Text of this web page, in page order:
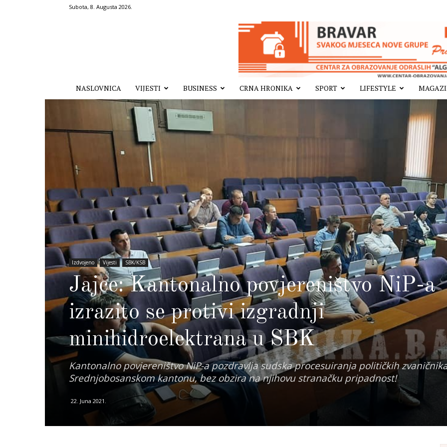
Subota, 8. Augusta 2026.
NASLOVNICA VIJESTI BUSINESS CRNA HRONIKA SPORT LIFESTYLE
Izdvojeno Vijesti SBK/KSB
Jajce: Kantonalno povjereništvo NiP-a
izrazito se protivi izgradnji
minihidroelektrana u SBK
Kantonalno povjereništvo NiP-a pozdravlja sudska procesuiranja političkih
Srednjobosanskom kantonu, bez obzira na njihovu stranačku pripadnost!
22. Juna 2021.